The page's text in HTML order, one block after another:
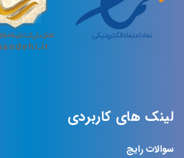
لینک های کاربردی
سوالات رایج